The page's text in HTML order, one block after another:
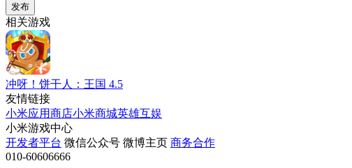
发布
相关游戏
冲呀！饼干人：王国 4.5
友情链接
小米应用商店小米商城英雄互娱
小米游戏中心
开发者平台 微信公众号 微博主页 商务合作
010-60606666